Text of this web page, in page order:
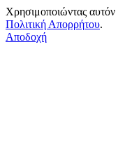
Χρησιμοποιώντας
Πολιτική Απορρήτου.
Αποδοχή